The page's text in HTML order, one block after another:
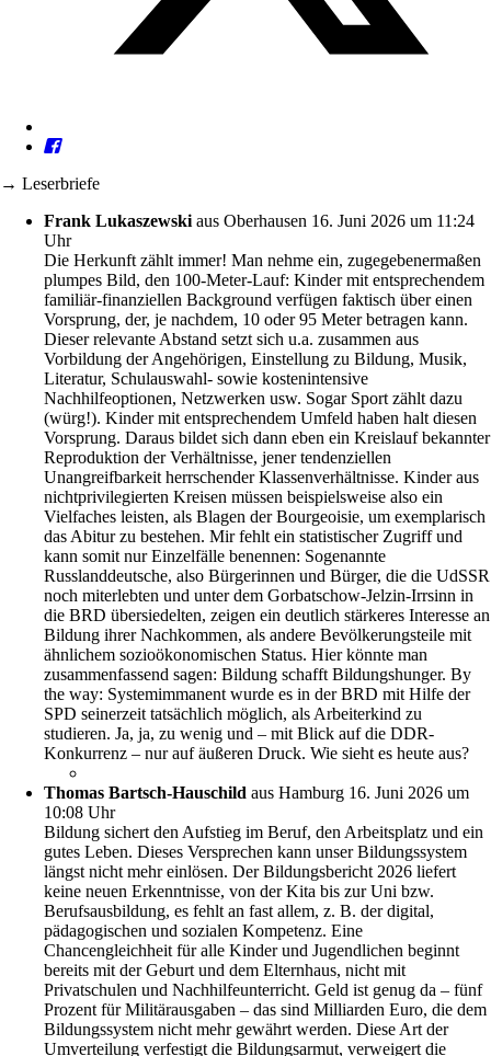
→ Leserbriefe
Frank Lukaszewski aus Oberhausen 16. Juni 2026 um 11:24
Uhr
Die Herkunft zählt immer! Man nehme ein, zugegebenermaßen
plumpes Bild, den 100-Meter-Lauf: Kinder mit entsprechendem
familiär-finanziellen Background verfügen faktisch über einen
Vorsprung, der, je nachdem, 10 oder 95 Meter betragen kann.
Dieser relevante Abstand setzt sich u.a. zusammen aus
Vorbildung der Angehörigen, Einstellung zu Bildung, Musik,
Literatur, Schulauswahl- sowie kostenintensive
Nachhilfeoptionen, Netzwerken usw. Sogar Sport zählt dazu
(würg!). Kinder mit entsprechendem Umfeld haben halt diesen
Vorsprung. Daraus bildet sich dann eben ein Kreislauf bekannter
Reproduktion der Verhältnisse, jener tendenziellen
Unangreifbarkeit herrschender Klassenverhältnisse. Kinder aus
nichtprivilegierten Kreisen müssen beispielsweise also ein
Vielfaches leisten, als Blagen der Bourgeoisie, um exemplarisch
das Abitur zu bestehen. Mir fehlt ein statistischer Zugriff und
kann somit nur Einzelfälle benennen: Sogenannte
Russlanddeutsche, also Bürgerinnen und Bürger, die die UdSSR
noch miterlebten und unter dem Gorbatschow-Jelzin-Irrsinn in
die BRD übersiedelten, zeigen ein deutlich stärkeres Interesse an
Bildung ihrer Nachkommen, als andere Bevölkerungsteile mit
ähnlichem sozioökonomischen Status. Hier könnte man
zusammenfassend sagen: Bildung schafft Bildungshunger. By
the way: Systemimmanent wurde es in der BRD mit Hilfe der
SPD seinerzeit tatsächlich möglich, als Arbeiterkind zu
studieren. Ja, ja, zu wenig und – mit Blick auf die DDR-
Konkurrenz – nur auf äußeren Druck. Wie sieht es heute aus?
Thomas Bartsch-Hauschild aus Hamburg 16. Juni 2026 um
10:08 Uhr
Bildung sichert den Aufstieg im Beruf, den Arbeitsplatz und ein
gutes Leben. Dieses Versprechen kann unser Bildungssystem
längst nicht mehr einlösen. Der Bildungsbericht 2026 liefert
keine neuen Erkenntnisse, von der Kita bis zur Uni bzw.
Berufsausbildung, es fehlt an fast allem, z. B. der digital,
pädagogischen und sozialen Kompetenz. Eine
Chancengleichheit für alle Kinder und Jugendlichen beginnt
bereits mit der Geburt und dem Elternhaus, nicht mit
Privatschulen und Nachhilfeunterricht. Geld ist genug da – fünf
Prozent für Militärausgaben – das sind Milliarden Euro, die dem
Bildungssystem nicht mehr gewährt werden. Diese Art der
Umverteilung verfestigt die Bildungsarmut, verweigert die